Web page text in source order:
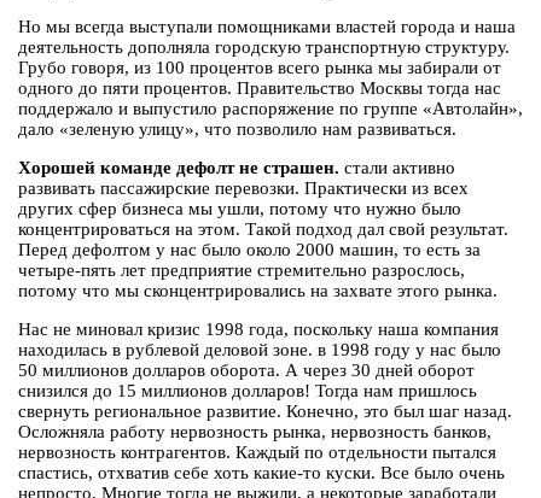
Но мы всегда выступали помощниками властей города и наша
деятельность дополняла городскую транспортную структуру.
Грубо говоря, из 100 процентов всего рынка мы забирали от
одного до пяти процентов. Правительство Москвы тогда нас
поддержало и выпустило распоряжение по группе «Автолайн»,
дало «зеленую улицу», что позволило нам развиваться.
Хорошей команде дефолт не страшен. стали активно
развивать пассажирские перевозки. Практически из всех
других сфер бизнеса мы ушли, потому что нужно было
концентрироваться на этом. Такой подход дал свой результат.
Перед дефолтом у нас было около 2000 машин, то есть за
четыре-пять лет предприятие стремительно разрослось,
потому что мы сконцентрировались на захвате этого рынка.
Нас не миновал кризис 1998 года, поскольку наша компания
находилась в рублевой деловой зоне. в 1998 году у нас было
50 миллионов долларов оборота. А через 30 дней оборот
снизился до 15 миллионов долларов! Тогда нам пришлось
свернуть региональное развитие. Конечно, это был шаг назад.
Осложняла работу нервозность рынка, нервозность банков,
нервозность контрагентов. Каждый по отдельности пытался
спастись, отхватив себе хоть какие-то куски. Все было очень
непросто. Многие тогда не выжили, а некоторые заработали